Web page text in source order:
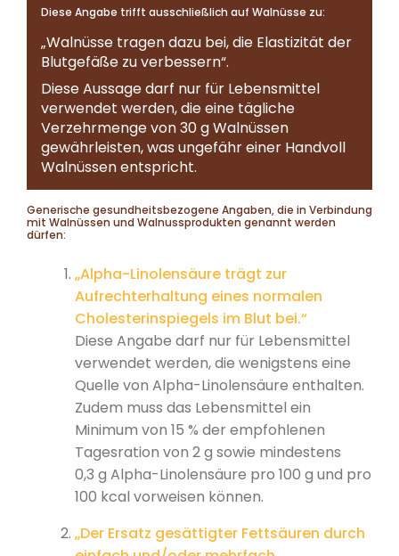
Diese Angabe trifft ausschließlich auf Walnüsse zu:
„Walnüsse tragen dazu bei, die Elastizität der
Blutgefäße zu verbessern“.
Diese Aussage darf nur für Lebensmittel
verwendet werden, die eine tägliche
Verzehrmenge von 30 g Walnüssen
gewährleisten, was ungefähr einer Handvoll
Walnüssen entspricht.
Generische gesundheitsbezogene Angaben, die in Verbindung
mit Walnüssen und Walnussprodukten genannt werden
dürfen:
„Alpha-Linolensäure trägt zur
Aufrechterhaltung eines normalen
Cholesterinspiegels im Blut bei.“
Diese Angabe darf nur für Lebensmittel
verwendet werden, die wenigstens eine
Quelle von Alpha-Linolensäure enthalten.
Zudem muss das Lebensmittel ein
Minimum von 15 % der empfohlenen
Tagesration von 2 g sowie mindestens
0,3 g Alpha-Linolensäure pro 100 g und pro
100 kcal vorweisen können.
„Der Ersatz gesättigter Fettsäuren durch